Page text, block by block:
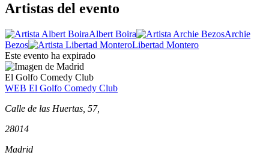
Artistas del evento
Albert Boira
Archie
Bezos
Libertad Montero
Este evento ha expirado
El Golfo Comedy Club
WEB El Golfo Comedy Club
Calle de las Huertas, 57,
28014
Madrid